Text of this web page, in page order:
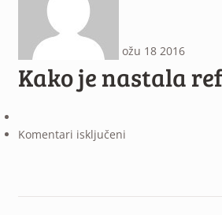
ožu 18 2016
Kako je nastala
Komentari isključeniza